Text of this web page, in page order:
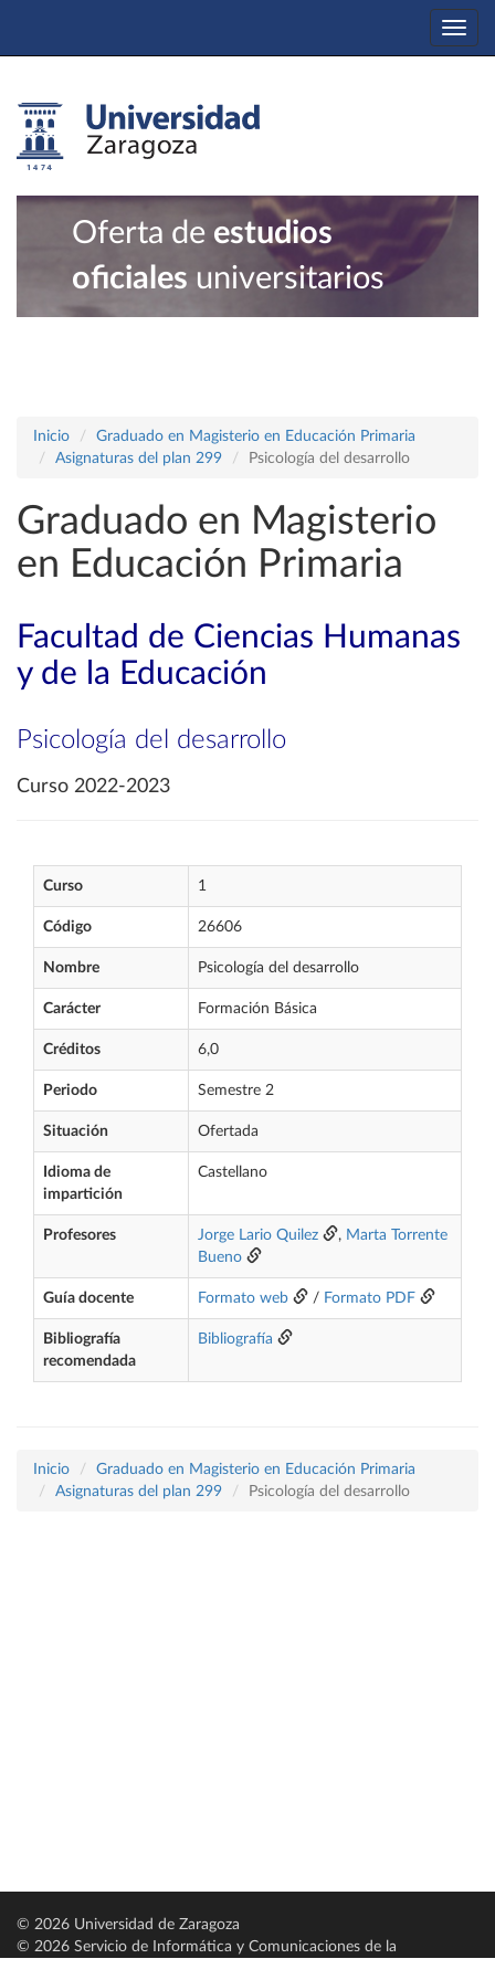
Oferta de estudios
oficiales universitarios
Inicio
Graduado en Magisterio en Educación Primaria
Asignaturas del plan 299
Psicología del desarrollo
Graduado en Magisterio
en Educación Primaria
Facultad de Ciencias Humanas
y de la Educación
Psicología del desarrollo
Curso 2022-2023
Curso 1
Código 26606
Nombre Psicología del desarrollo
Carácter Formación Básica
Créditos 6,0
Periodo Semestre 2
Situación Ofertada
Idioma de
impartición
Castellano
Profesores Jorge Lario Quilez , Marta Torrente
Bueno
Guía docente Formato web / Formato PDF
Bibliografía
recomendada
Bibliografía
Inicio
Graduado en Magisterio en Educación Primaria
Asignaturas del plan 299
Psicología del desarrollo
© 2026 Universidad de Zaragoza
© 2026 Servicio de Informática y Comunicaciones de la